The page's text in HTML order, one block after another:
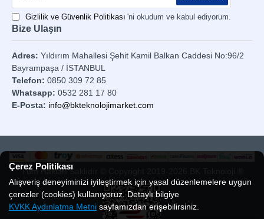
Gizlilik ve Güvenlik Politikası 'ni okudum ve kabul ediyorum.
Bize Ulaşın
Adres: Yıldırım Mahallesi Şehit Kamil Balkan Caddesi No:96/2
Bayrampaşa / İSTANBUL
Telefon: 0850 309 72 85
Whatsapp: 0532 281 17 80
E-Posta: info@bkteknolojimarket.com
Tüm Hakları Saklıdır © Copyright 2019-2026 BK Teknoloji ®
Çerez Politikası
Alışveriş deneyiminizi iyileştirmek için yasal düzenlemelere uygun
çerezler (cookies) kullanıyoruz. Detaylı bilgiye
KVKK Aydınlatma Metni sayfamızdan erişebilirsiniz.